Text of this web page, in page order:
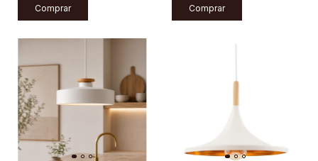
Comprar Comprar